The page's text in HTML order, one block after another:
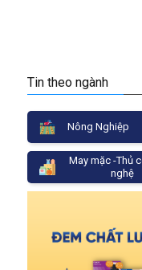
Tin theo ngành
Nông Nghiệp
May mặc -Thủ
nghệ